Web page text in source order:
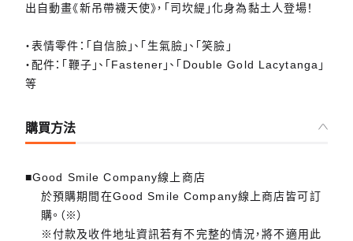
出自動畫《新吊帶襪天使》，「司坎緹」化身為黏土人登場！
・表情零件：「自信臉」、「生氣臉」、「笑臉」
・配件：「鞭子」、「Fastener」、「Double Gold Lacytanga」
等
購買方法
■Good Smile Company線上商店
於預購期間在Good Smile Company線上商店皆可訂
購。（※）
※付款及收件地址資訊若有不完整的情況，將不適用此